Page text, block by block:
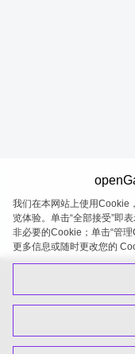
openGauss 2026-08-
我们在本网站上使用Cookie
览体验。单击“全部接受”即
非必要的Cookie；单击“管
更多信息或随时更改您的